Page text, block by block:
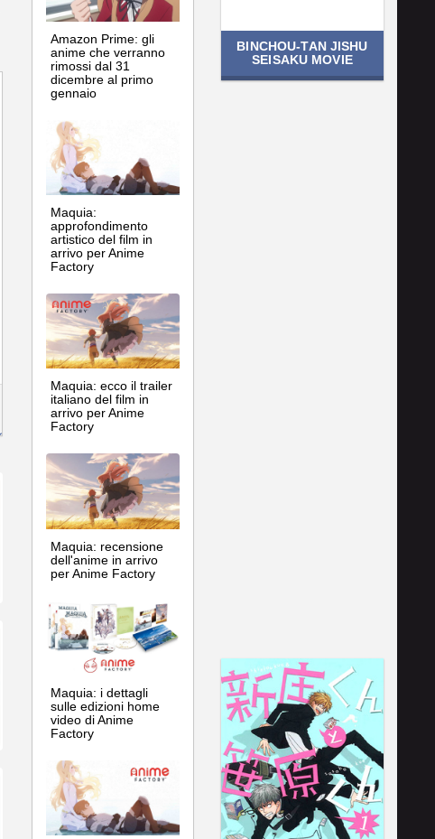
Amazon Prime: gli
anime che verranno
rimossi dal 31
dicembre al primo
gennaio
Maquia:
approfondimento
artistico del film in
arrivo per Anime
Factory
Maquia: ecco il trailer
italiano del film in
arrivo per Anime
Factory
Maquia: recensione
dell'anime in arrivo
per Anime Factory
Maquia: i dettagli
sulle edizioni home
video di Anime
Factory
BINCHOU-TAN JISHU
SEISAKU MOVIE